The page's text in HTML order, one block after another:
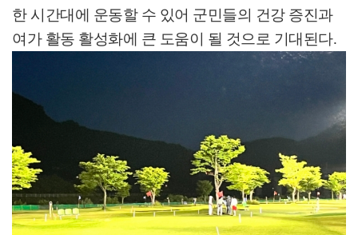
한 시간대에 운동할 수 있어 군민들의 건강 증진과
여가 활동 활성화에 큰 도움이 될 것으로 기대된다.